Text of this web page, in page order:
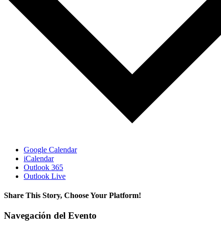
Google Calendar
iCalendar
Outlook 365
Outlook Live
Share This Story, Choose Your Platform!
Facebook
X
Reddit
LinkedIn
WhatsApp
Telegram
Tumblr
Pinterest
Vk
Xing
Correo
electrónico
Navegación del Evento